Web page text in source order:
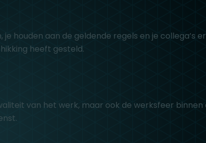
houden aan de geldende regels en je collega’s
heeft gesteld.
van het werk, maar ook de werksfeer